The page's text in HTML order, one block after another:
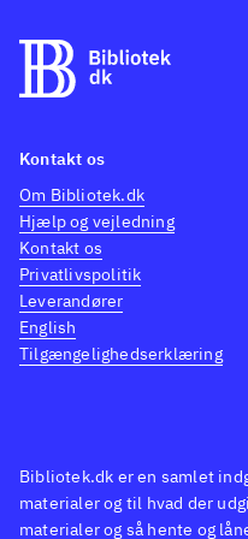
Bibliotek.dk er en samlet
materialer og til hvad der
materialer og så hente og
Kontakt os
Om Bibliotek.dk
Hjælp og vejledning
Kontakt os
Privatlivspolitik
Leverandører
English
Tilgængelighedserklæring